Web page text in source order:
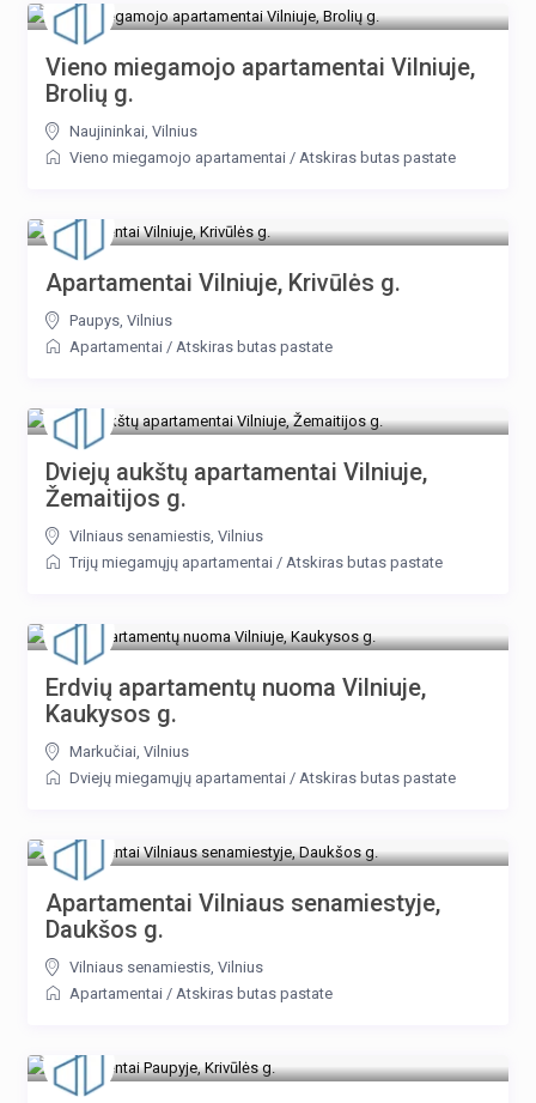
Vieno miegamojo apartamentai Vilniuje,
Brolių g.
Naujininkai,Vilnius
Vieno miegamojo apartamentai /Atskiras butas pastate
Apartamentai Vilniuje, Krivūlės g.
Paupys,Vilnius
Apartamentai /Atskiras butas pastate
Dviejų aukštų apartamentai Vilniuje,
Žemaitijos g.
Vilniaus senamiestis,Vilnius
Trijų miegamųjų apartamentai /Atskiras butas pastate
Erdvių apartamentų nuoma Vilniuje,
Kaukysos g.
Markučiai,Vilnius
Dviejų miegamųjų apartamentai /Atskiras butas pastate
Apartamentai Vilniaus senamiestyje,
Daukšos g.
Vilniaus senamiestis,Vilnius
Apartamentai /Atskiras butas pastate